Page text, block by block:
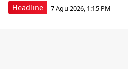
Headline 7 Agu 2026, 1:15 PM